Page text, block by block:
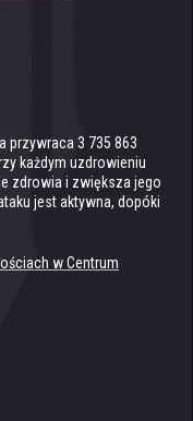
przywraca 3 735 863
każdym uzdrowieniu
zdrowia i zwiększa jego
jest aktywna, dopóki
w Centrum
ŚWIATŁA)
tytanów Światła na polu
się w przeciągu 5
tytanów nie może spaść
zadając obrażenia